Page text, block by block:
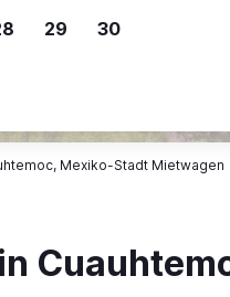
Mietwagenergebnisse nach
Mexiko-Stadt Mietwagen
29 30